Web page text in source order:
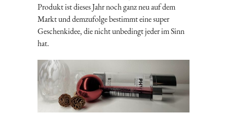
Produkt ist dieses Jahr noch ganz neu auf dem
Markt und demzufolge bestimmt eine super
Geschenkidee, die nicht unbedingt jeder im Sinn
hat.